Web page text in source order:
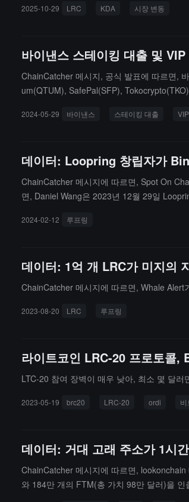
2025-10-29 LRC KDA 시장 변동
바이낸스 스테이킹 대출 및
ChainCatcher 메시지, 공식 발표에 따르면,
um(QTUM), SafePal(SFP),
2024-05-29 바이낸스 스테이킹 대출
데이터: Loopring 창립자가
ChainCatcher 메시지에 따르면, Spot On
면, Daniel Wang은 2023년 12월 29일
2024-02-12 루프링
데이터: 1억 개 LRC가 미지의
ChainCatcher 메시지에 따르면, Whale
2023-08-20 LRC 루프링
라이트코인 LRC-20 프로토콜,
LTC-20 참여 장벽이 매우 낮아, 최소 몇 달
2023-05-19 brc20 LRC-20 ordi 비
데이터: 거대 고래 주소가 1시
ChainCatcher 메시지에 따르면,
와 184만 개의 FTM(총 가치 98만 달러)을